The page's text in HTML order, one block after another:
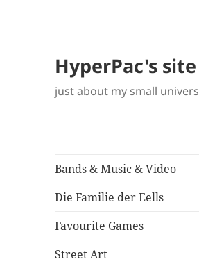
HyperPac's site
just about my small
Bands & Music & Video
Die Familie der Eells
Favourite Games
Street Art